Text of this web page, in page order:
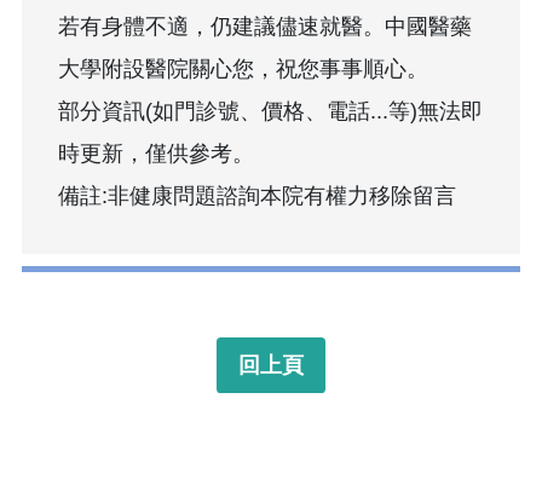
若有身體不適，仍建議儘速就醫。中國醫藥
大學附設醫院關心您，祝您事事順心。
部分資訊(如門診號、價格、電話...等)無法即
時更新，僅供參考。
備註:非健康問題諮詢本院有權力移除留言
回上頁